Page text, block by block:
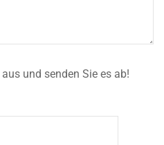
und senden Sie es ab!